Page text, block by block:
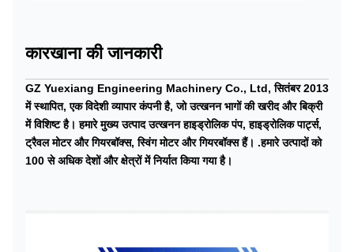
कारखाना की जानकारी
GZ Yuexiang Engineering Machinery Co., Ltd, सितंबर 2013
में स्थापित, एक विदेशी व्यापार कंपनी है, जो उत्खनन भागों की खरीद और बिक्री
में विशिष्ट है। हमारे मुख्य उत्पाद उत्खनन हाइड्रोलिक पंप, हाइड्रोलिक पार्ट्स,
ट्रैवल मोटर और गियरबॉक्स, स्विंग मोटर और गियरबॉक्स हैं। .हमारे उत्पादों को
100 से अधिक देशों और क्षेत्रों में निर्यात किया गया है।